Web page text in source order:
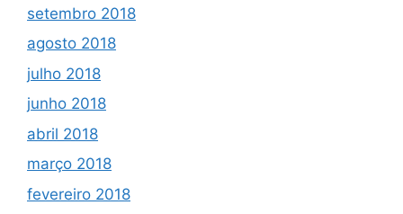
setembro 2018
agosto 2018
julho 2018
junho 2018
abril 2018
março 2018
fevereiro 2018